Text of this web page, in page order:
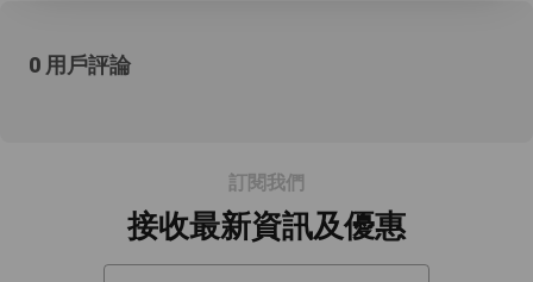
0 用戶評論
訂閱我們
接收最新資訊及優惠